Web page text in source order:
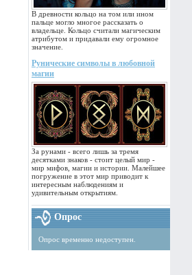
В древности кольцо на том или ином
пальце могло многое рассказать о
владельце. Кольцо считали магическим
атрибутом и придавали ему огромное
значение.
Рунические символы в любовной
магии
За рунами - всего лишь за тремя
десятками знаков - стоит целый мир -
мир мифов, магии и истории. Малейшее
погружение в этот мир приводит к
интересным наблюдениям и
удивительным открытиям.
Опрос
Опрос временно недоступен.